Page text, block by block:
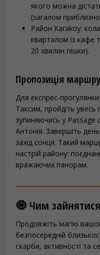
якого можна
(загалом
Район Karaköy:
кварталом із кафе
20 хвилин пішки).
Пропозиція
Для експрес-
Таксим, пройдіть увесь
зупиняючись у Passage
Антонія. Завершіть
захід сонця. Такий
настрій району:
вражаючих панорам.
🧿 Чим
Продовжіть магію
безпосередній
скарби, активності та